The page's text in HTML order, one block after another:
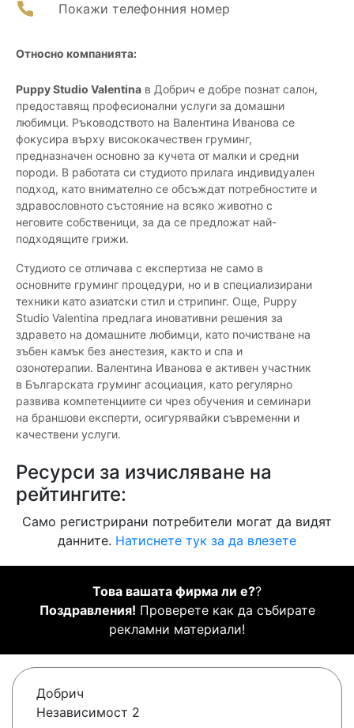
Покажи телефонния номер
Относно компанията:
Puppy Studio Valentina в Добрич е добре познат салон,
предоставящ професионални услуги за домашни
любимци. Ръководството на Валентина Иванова се
фокусира върху висококачествен груминг,
предназначен основно за кучета от малки и средни
породи. В работата си студиото прилага индивидуален
подход, като внимателно се обсъждат потребностите и
здравословното състояние на всяко животно с
неговите собственици, за да се предложат най-
подходящите грижи.
Студиото се отличава с експертиза не само в
основните груминг процедури, но и в специализирани
техники като азиатски стил и стрипинг. Още, Puppy
Studio Valentina предлага иновативни решения за
здравето на домашните любимци, като почистване на
зъбен камък без анестезия, както и спа и
озонотерапии. Валентина Иванова е активен участник
в Българската груминг асоциация, като регулярно
развива компетенциите си чрез обучения и семинари
на браншови експерти, осигурявайки съвременни и
качествени услуги.
Ресурси за изчисляване на
рейтингите:
Само регистрирани потребители могат да видят
данните. Натиснете тук за да влезете
Това вашата фирма ли е??
Поздравления! Проверете как да събирате
рекламни материали!
Добрич
Независимост 2